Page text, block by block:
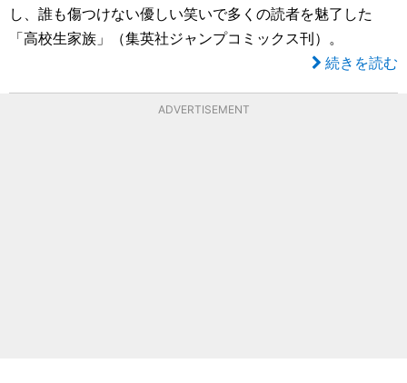
し、誰も傷つけない優しい笑いで多くの読者を魅了した
「高校生家族」（集英社ジャンプコミックス刊）。
続きを読む
ADVERTISEMENT